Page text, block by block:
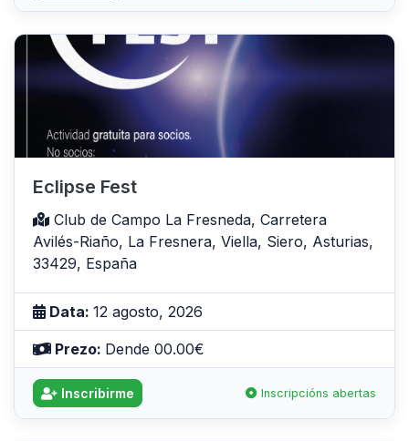
Eclipse Fest
Club de Campo La Fresneda, Carretera
Avilés-Riaño, La Fresnera, Viella, Siero, Asturias,
33429, España
Data: 12 agosto, 2026
Prezo: Dende 00.00€
Inscribirme Inscripcións abertas